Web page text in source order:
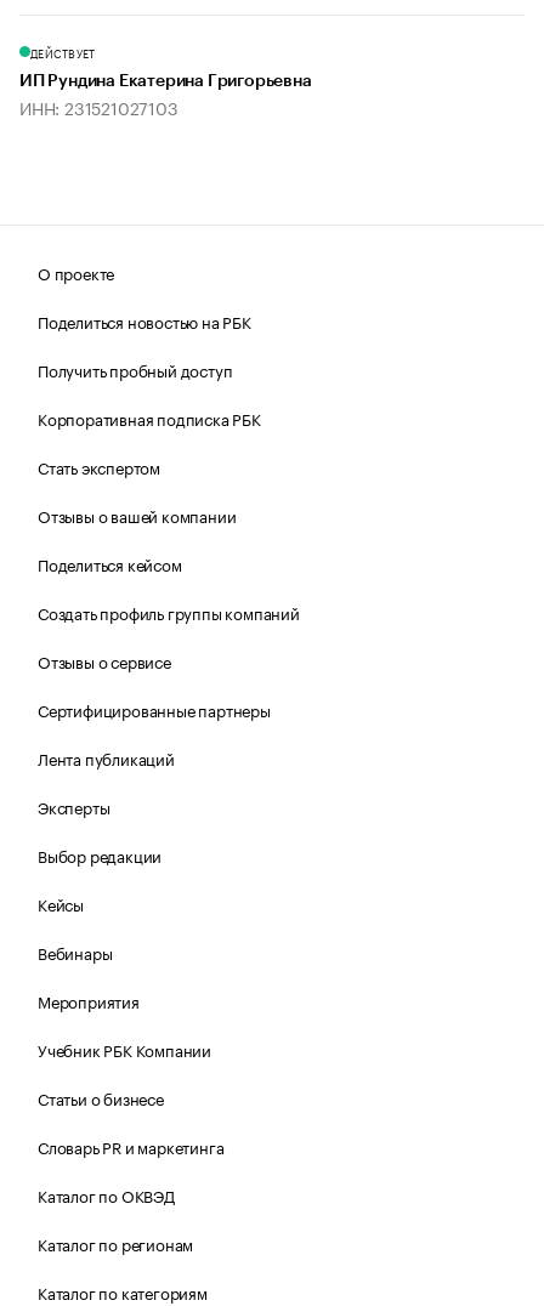
ДЕЙСТВУЕТ
ИП Рундина Екатерина Григорьевна
ИНН: 231521027103
О проекте
Поделиться новостью на РБК
Получить пробный доступ
Корпоративная подписка РБК
Стать экспертом
Отзывы о вашей компании
Поделиться кейсом
Создать профиль группы компаний
Отзывы о сервисе
Сертифицированные партнеры
Лента публикаций
Эксперты
Выбор редакции
Кейсы
Вебинары
Мероприятия
Учебник РБК Компании
Статьи о бизнесе
Словарь PR и маркетинга
Каталог по ОКВЭД
Каталог по регионам
Каталог по категориям